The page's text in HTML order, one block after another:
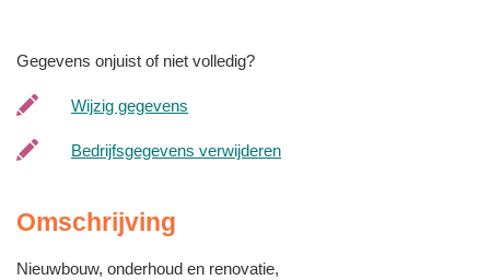
Gegevens onjuist of niet volledig?
Wijzig gegevens
Bedrijfsgegevens verwijderen
Omschrijving
Nieuwbouw, onderhoud en renovatie,